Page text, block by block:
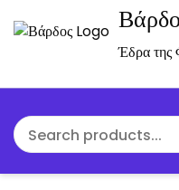
Έδρα της